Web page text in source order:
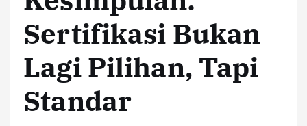
Sertifikasi Bukan
Lagi Pilihan, Tapi
Standar